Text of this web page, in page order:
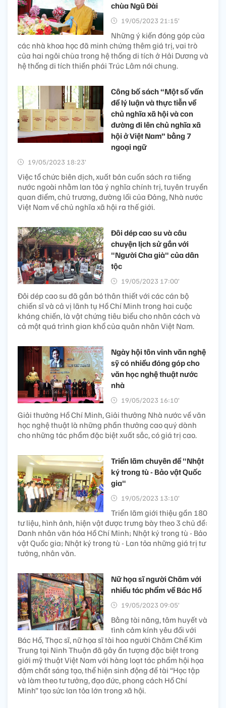
chùa Ngũ Đài
19/05/2023 21:15’
Những ý kiến đóng góp của
các nhà khoa học đã minh chứng thêm giá trị, vai trò
của hai ngôi chùa trong hệ thống di tích ở Hải Dương và
hệ thống di tích thiền phái Trúc Lâm nói chung.
Công bố sách “Một số vấn
đề lý luận và thực tiễn về
chủ nghĩa xã hội và con
đường đi lên chủ nghĩa xã
hội ở Việt Nam” bằng 7
ngoại ngữ
19/05/2023 18:23’
Việc tổ chức biên dịch, xuất bản cuốn sách ra tiếng
nước ngoài nhằm lan tỏa ý nghĩa chính trị, tuyên truyền
quan điểm, chủ trương, đường lối của Đảng, Nhà nước
Việt Nam về chủ nghĩa xã hội ra thế giới.
Đôi dép cao su và câu
chuyện lịch sử gắn với
"Người Cha già" của dân
tộc
19/05/2023 17:00’
Đôi dép cao su đã gắn bó thân thiết với các cán bộ
chiến sĩ và cả vị lãnh tụ Hồ Chí Minh trong hai cuộc
kháng chiến, là vật chứng tiêu biểu cho nhân cách và
cả một quá trình gian khổ của quân nhân Việt Nam.
Ngày hội tôn vinh văn nghệ
sỹ có nhiều đóng góp cho
văn học nghệ thuật nước
nhà
19/05/2023 16:10’
Giải thưởng Hồ Chí Minh, Giải thưởng Nhà nước về văn
học nghệ thuật là những phần thưởng cao quý dành
cho những tác phẩm đặc biệt xuất sắc, có giá trị cao.
Triển lãm chuyên đề "Nhật
ký trong tù - Bảo vật Quốc
gia"
19/05/2023 13:10’
Triển lãm giới thiệu gần 180
tư liệu, hình ảnh, hiện vật được trưng bày theo 3 chủ đề:
Danh nhân văn hóa Hồ Chí Minh; Nhật ký trong tù - Bảo
vật Quốc gia; Nhật ký trong tù - Lan tỏa những giá trị tư
tưởng, nhân văn.
Nữ họa sĩ người Chăm với
nhiều tác phẩm về Bác Hồ
19/05/2023 09:05’
Bằng tài năng, tâm huyết và
tình cảm kính yêu đối với
Bác Hồ, Thạc sĩ, nữ họa sĩ tài hoa người Chăm Chế Kim
Trung tại Ninh Thuận đã gây ấn tượng đặc biệt trong
giới mỹ thuật Việt Nam với hàng loạt tác phẩm hội họa
đậm chất sáng tạo, thể hiện sinh động đề tài “Học tập
và làm theo tư tưởng, đạo đức, phong cách Hồ Chí
Minh” tạo sức lan tỏa lớn trong xã hội.